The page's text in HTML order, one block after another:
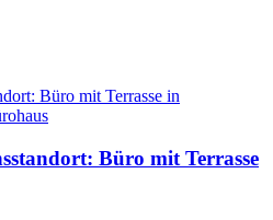
Büro mit Terrasse